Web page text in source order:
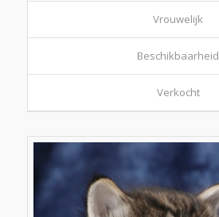
Vrouwelijk
Beschikbaarheid
Verkocht